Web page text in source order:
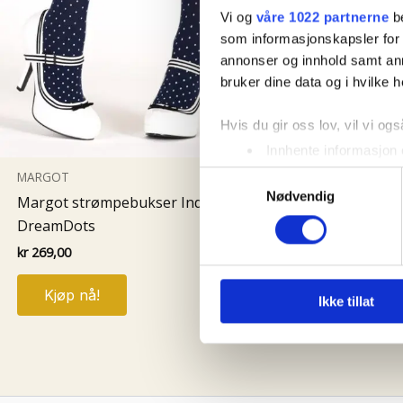
Vi og våre 1022 partnerne
som informasjonskapsler
annonser og innhold samt
bruker dine data og i hvilke
Hvis du gir oss lov, vil vi
Innhente
Identifisere enheten
mer infokan du lese
Du kan hele tiden endre
Vi bruker
analysere trafikken vår. Vi
sosiale medier,
dem, eller som de har
Nødvendig
Ikke tillat
MARGOT
Margot strømpebukser Indigo
DreamDots
kr269,00
Kjøp nå!
60-tallet
French
kr349,00
Kjøp